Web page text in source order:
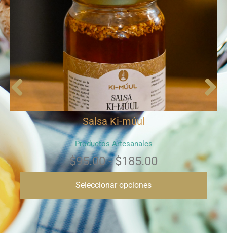
Salsa Ki-múul
Productos Artesanales
$95.00 - $185.00
Seleccionar opciones